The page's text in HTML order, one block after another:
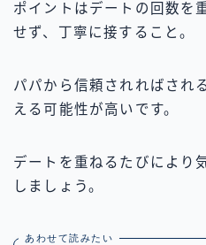
ポイントはデートの回数を
せず、丁寧に接すること。
パパから信頼されればされ
える可能性が高いです。
デートを重ねるたびにより
しましょう。
あわせて読みたい